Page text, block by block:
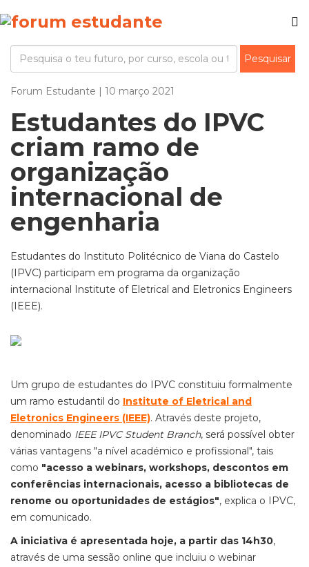
Forum Estudante | 10 março 2021
Estudantes do IPVC
criam ramo de
organização
internacional de
engenharia
Estudantes do Instituto Politécnico de Viana do Castelo
(IPVC) participam em programa da organização
internacional Institute of Eletrical and Eletronics Engineers
(IEEE).
Um grupo de estudantes do IPVC constituiu formalmente
um ramo estudantil do Institute of Eletrical and
Eletronics Engineers (IEEE). Através deste projeto,
denominado IEEE IPVC Student Branch, será possível obter
várias vantagens "a nível académico e profissional", tais
como "acesso a webinars, workshops, descontos em
conferências internacionais, acesso a bibliotecas de
renome ou oportunidades de estágios", explica o IPVC,
em comunicado.
A iniciativa é apresentada hoje, a partir das 14h30,
através de uma sessão online que incluiu o webinar